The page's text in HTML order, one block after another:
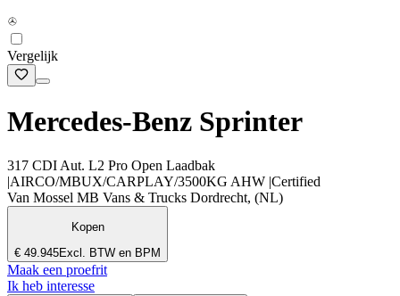
Vergelijk
Mercedes-Benz Sprinter
317 CDI Aut. L2 Pro Open Laadbak
|AIRCO/MBUX/CARPLAY/3500KG AHW |Certified
Van Mossel MB Vans & Trucks Dordrecht, (NL)
Kopen
€ 49.945Excl. BTW en BPM
Maak een proefrit
Ik heb interesse